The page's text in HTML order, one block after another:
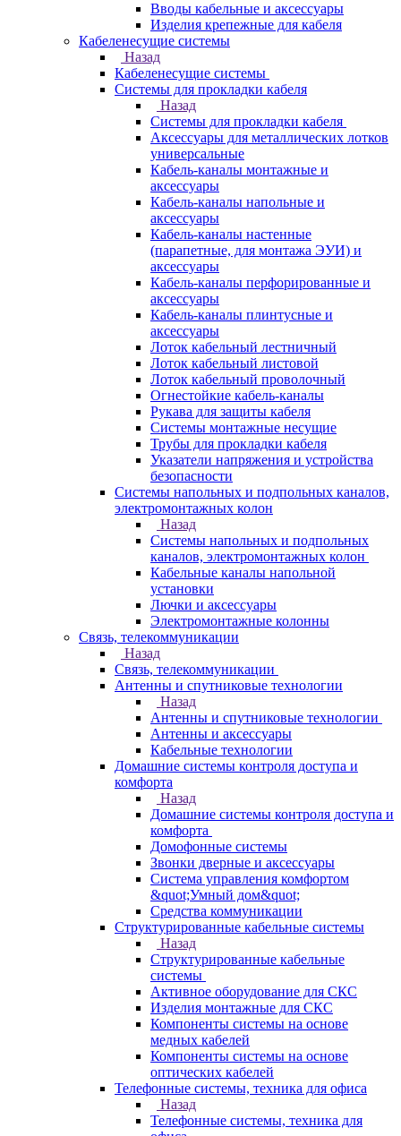
Вводы кабельные и аксессуары
Изделия крепежные для кабеля
Кабеленесущие системы
Назад
Кабеленесущие системы
Системы для прокладки кабеля
Назад
Системы для прокладки кабеля
Аксессуары для металлических лотков
универсальные
Кабель-каналы монтажные и
аксессуары
Кабель-каналы напольные и
аксессуары
Кабель-каналы настенные
(парапетные, для монтажа ЭУИ) и
аксессуары
Кабель-каналы перфорированные и
аксессуары
Кабель-каналы плинтусные и
аксессуары
Лоток кабельный лестничный
Лоток кабельный листовой
Лоток кабельный проволочный
Огнестойкие кабель-каналы
Рукава для защиты кабеля
Системы монтажные несущие
Трубы для прокладки кабеля
Указатели напряжения и устройства
безопасности
Системы напольных и подпольных каналов,
электромонтажных колон
Назад
Системы напольных и подпольных
каналов, электромонтажных колон
Кабельные каналы напольной
установки
Лючки и аксессуары
Электромонтажные колонны
Связь, телекоммуникации
Назад
Связь, телекоммуникации
Антенны и спутниковые технологии
Назад
Антенны и спутниковые технологии
Антенны и аксессуары
Кабельные технологии
Домашние системы контроля доступа и
комфорта
Назад
Домашние системы контроля доступа и
комфорта
Домофонные системы
Звонки дверные и аксессуары
Система управления комфортом
&quot;Умный дом&quot;
Средства коммуникации
Структурированные кабельные системы
Назад
Структурированные кабельные
системы
Активное оборудование для СКС
Изделия монтажные для СКС
Компоненты системы на основе
медных кабелей
Компоненты системы на основе
оптических кабелей
Телефонные системы, техника для офиса
Назад
Телефонные системы, техника для